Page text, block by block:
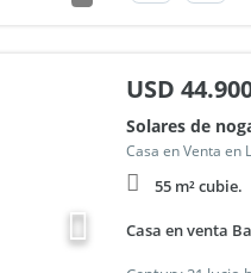
USD
Solares de
Casa en Venta en
55 m² cubie.
Casa en venta